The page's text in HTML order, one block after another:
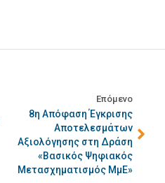
Επόμενο
8η Απόφαση Έγκρισης
Αποτελεσμάτων
Αξιολόγησης στη Δράση
«Βασικός Ψηφιακός
Μετασχηματισμός ΜμΕ»